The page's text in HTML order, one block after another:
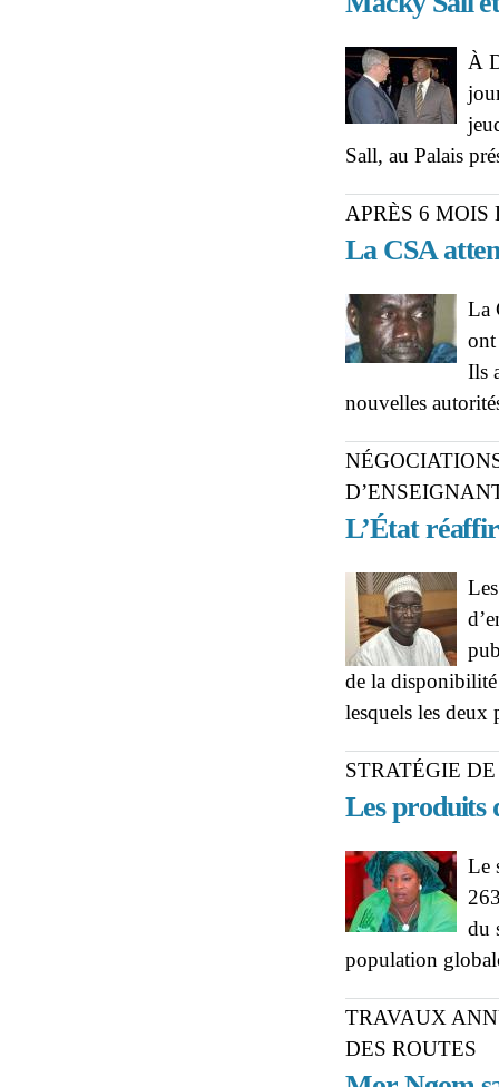
À
Sall, au Palais
APRÈS 6
La CSA
La
ont
Ils
nouvelles
L’État
de la disponibilité
lesquels les deux
STRATÉGIE
Les produits
Le
du
population
TRAVAUX
DES ROUTES